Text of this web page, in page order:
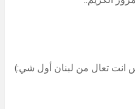
انت تعال من لبنان أول شي:)